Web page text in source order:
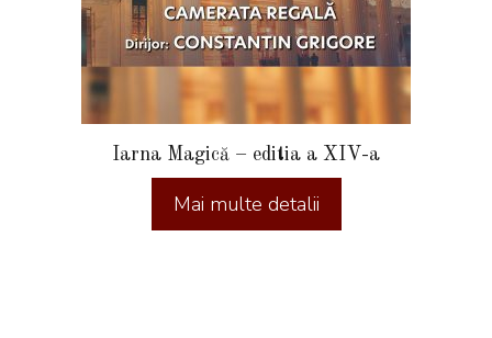
Iarna Magică – editia a XIV-a